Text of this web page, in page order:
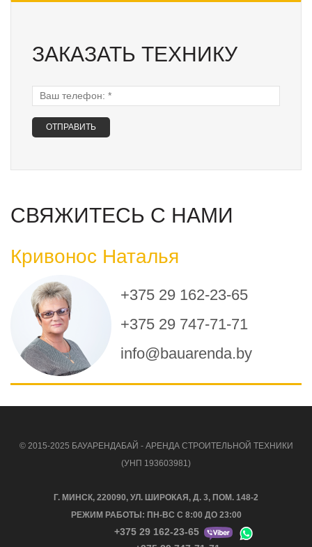
ЗАКАЗАТЬ ТЕХНИКУ
Ваш телефон:
СВЯЖИТЕСЬ С НАМИ
Кривонос Наталья
+375 29 162-23-65
+375 29 747-71-71
info@bauarenda.by
© 2015-2025 БАУАРЕНДАБАЙ - АРЕНДА СТРОИТЕЛЬНОЙ ТЕХНИКИ
(УНП 193603981)
Г. МИНСК, 220090, УЛ. ШИРОКАЯ, Д. 3, ПОМ. 148-2
РЕЖИМ РАБОТЫ: ПН-ВС С 8:00 ДО 23:00
+375 29 162-23-65